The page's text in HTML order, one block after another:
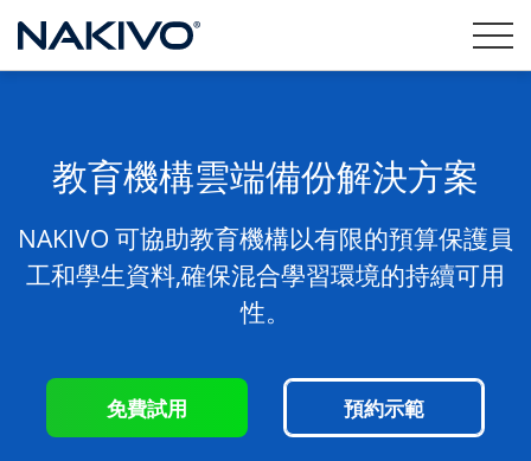
教育機構雲端備份解決方案
NAKIVO 可協助教育機構以有限的預算保護員
工和學生資料,確保混合學習環境的持續可用
性。
免費試用 預約示範